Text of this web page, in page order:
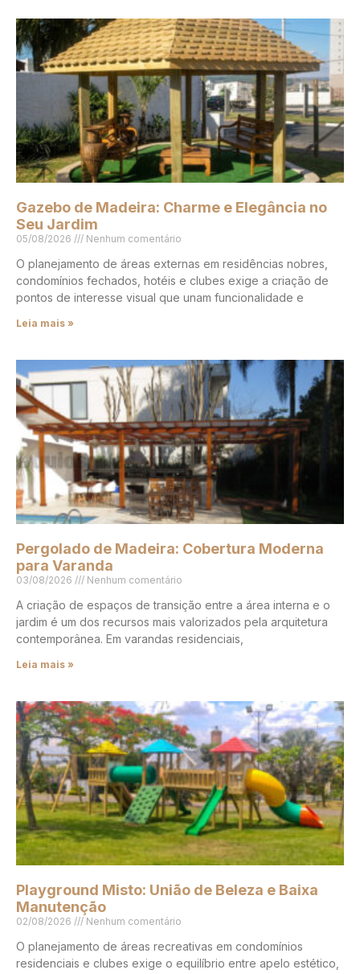
Gazebo de Madeira: Charme e Elegância no
Seu Jardim
05/08/2026 Nenhum comentário
O planejamento de áreas externas em residências nobres,
condomínios fechados, hotéis e clubes exige a criação de
pontos de interesse visual que unam funcionalidade e
Leia mais »
Pergolado de Madeira: Cobertura Moderna
para Varanda
03/08/2026 Nenhum comentário
A criação de espaços de transição entre a área interna e o
jardim é um dos recursos mais valorizados pela arquitetura
contemporânea. Em varandas residenciais,
Leia mais »
Playground Misto: União de Beleza e Baixa
Manutenção
02/08/2026 Nenhum comentário
O planejamento de áreas recreativas em condomínios
residenciais e clubes exige o equilíbrio entre apelo estético,